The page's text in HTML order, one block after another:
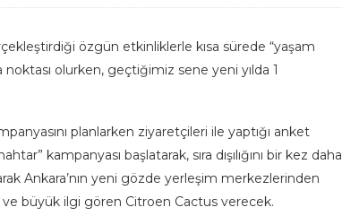
özgün etkinliklerle kısa sürede “yaşam
noktası olurken, geçtiğimiz sene yeni yılda 1
planlarken ziyaretçileri ile yaptığı anket
kampanyası başlatarak, sıra dışılığını bir kez daha
Ankara’nın yeni gözde yerleşim merkezlerinden
ve büyük ilgi gören Citroen Cactus verecek.